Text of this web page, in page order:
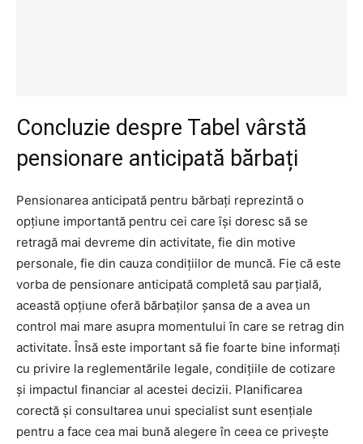
Concluzie despre Tabel vârstă
pensionare anticipată bărbați
Pensionarea anticipată pentru bărbați reprezintă o
opțiune importantă pentru cei care își doresc să se
retragă mai devreme din activitate, fie din motive
personale, fie din cauza condițiilor de muncă. Fie că este
vorba de pensionare anticipată completă sau parțială,
această opțiune oferă bărbaților șansa de a avea un
control mai mare asupra momentului în care se retrag din
activitate. Însă este important să fie foarte bine informați
cu privire la reglementările legale, condițiile de cotizare
și impactul financiar al acestei decizii. Planificarea
corectă și consultarea unui specialist sunt esențiale
pentru a face cea mai bună alegere în ceea ce privește